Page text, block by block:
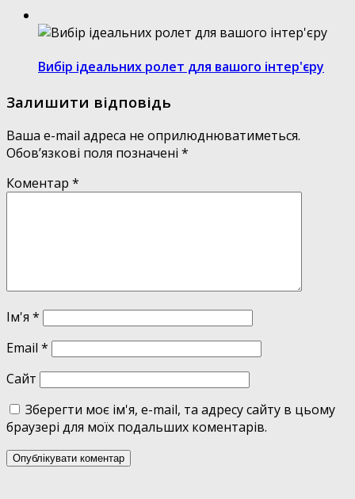
Вибір ідеальних ролет для вашого інтер'єру
Залишити відповідь
Ваша e-mail адреса не оприлюднюватиметься.
Обов’язкові поля позначені *
Коментар *
Ім'я *
Email *
Сайт
Зберегти моє ім'я, e-mail, та адресу сайту в цьому
браузері для моїх подальших коментарів.